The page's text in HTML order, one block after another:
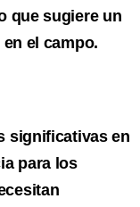
que sugiere un
el campo.
significativas en
para los